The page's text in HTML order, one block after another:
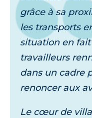
grâce à sa
les transports
situation en
travailleurs
dans un cadre
renoncer aux
Le cœur de